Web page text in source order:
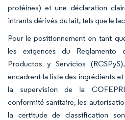
protéines) et une déclaration
intrants dérivés du lait, tels que le
Pour le positionnement en tant
les exigences du Reglamento
Productos y Servicios
encadrent la liste des ingrédients
la supervision de la
conformité sanitaire, les
la certitude de classification